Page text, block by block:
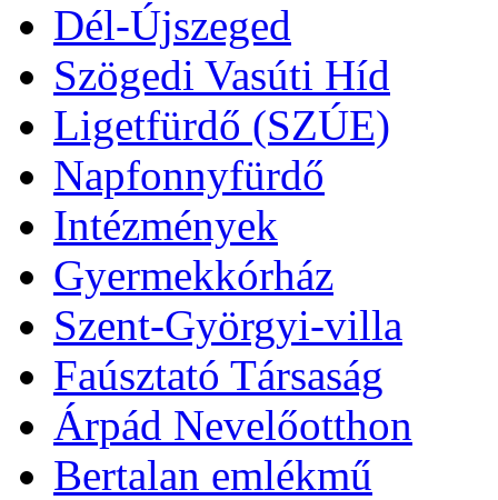
Dél-Újszeged
Szögedi Vasúti Híd
Ligetfürdő (SZÚE)
Napfonnyfürdő
Intézmények
Gyermekkórház
Szent-Györgyi-villa
Faúsztató Társaság
Árpád Nevelőotthon
Bertalan emlékmű